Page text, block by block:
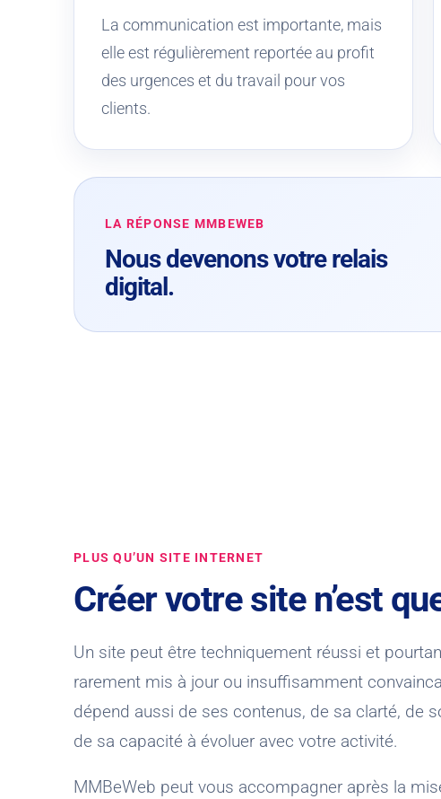
La communication est importante, mais
elle est régulièrement reportée au profit
des urgences et du travail pour vos
clients.
LA RÉPONSE MMBEWEB
Nous devenons votre relais
digital.
PLUS QU’UN SITE INTERNET
Créer votre site n’est
Un site peut être techniquement réussi et
rarement mis à jour ou insuffisamment
dépend aussi de ses contenus, de sa clarté, de
de sa capacité à évoluer avec votre activité.
MMBeWeb peut vous accompagner après la